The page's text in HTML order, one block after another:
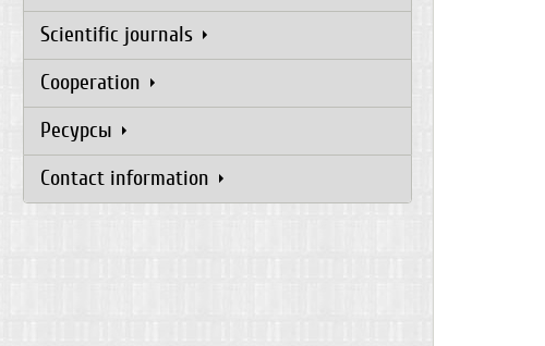
Scientific journals
Cooperation
Ресурсы
Contact information